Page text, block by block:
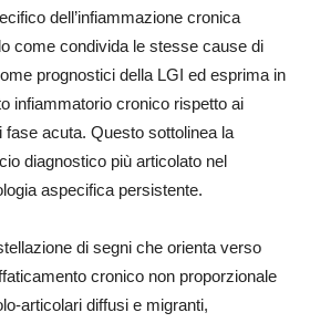
dell’infiammazione cronica
come condivida le stesse cause di
prognostici della LGI ed esprima in
infiammatorio cronico rispetto ai
fase acuta. Questo sottolinea la
diagnostico più articolato nel
aspecifica persistente.
di segni che orienta verso
cronico non proporzionale
articolari diffusi e migranti,